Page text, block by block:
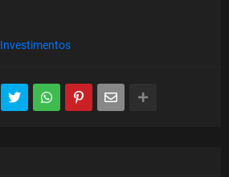
Investimentos